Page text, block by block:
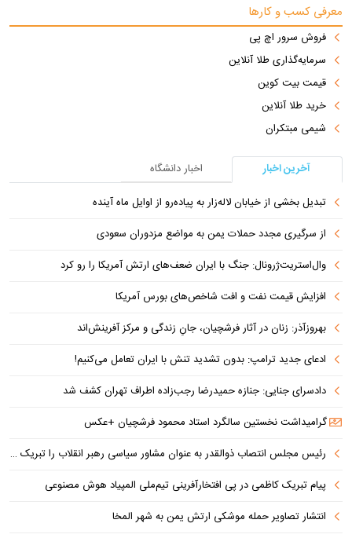
معرفی کسب و کارها
فروش سرور اچ پی
سرمایه‌گذاری طلا آنلاین
قیمت بیت کوین
خرید طلا آنلاین
شیمی مبتکران
آخرین اخبار
اخبار دانشگاه
تبدیل بخشی از خیابان لاله‌زار به پیاده‌رو از اوایل ماه آینده
از سرگیری مجدد حملات یمن به مواضع مزدوران سعودی
وال‌استریت‌ژرونال: جنگ با ایران ضعف‌های ارتش آمریکا را رو کرد
افزایش قیمت نفت و افت شاخص‌های بورس آمریکا
بهروزآذر: زنان در آثار فرشچیان، جانِ زندگی و مرکز آفرینش‌اند
ادعای جدید ترامپ: بدون تشدید تنش با ایران تعامل می‌کنیم!
دادسرای جنایی: جنازه حمیدرضا رجب‌زاده اطراف تهران کشف شد
گرامیداشت نخستین سالگرد استاد محمود فرشچیان +عکس
رئیس مجلس انتصاب ذوالقدر به عنوان مشاور سیاسی رهبر انقلاب را تبریک گفت
پیام تبریک کاظمی در پی افتخارآفرینی تیم‌ملی المپیاد هوش مصنوعی
انتشار تصاویر حمله موشکی ارتش یمن به شهر المخا